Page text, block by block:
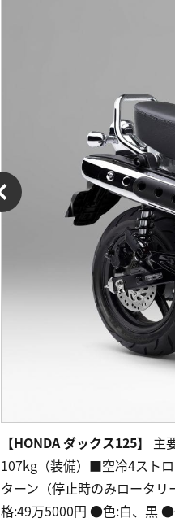
【HONDA ダックス125】
主
107kg（装備）■空冷4スト
ターン（停止時のみロータ
格:49万5000円 ●色:白、黒